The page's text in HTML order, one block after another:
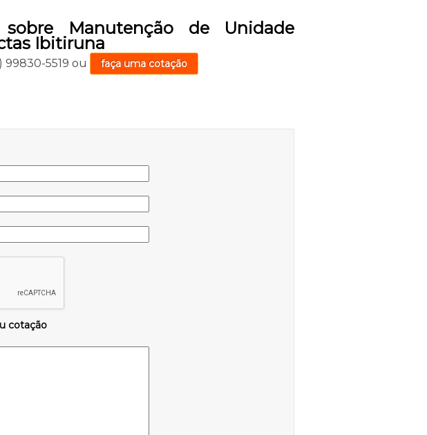
Manutenção de Unidade
Ibitiruna
99830-5519 ou faça uma cotação
cotação